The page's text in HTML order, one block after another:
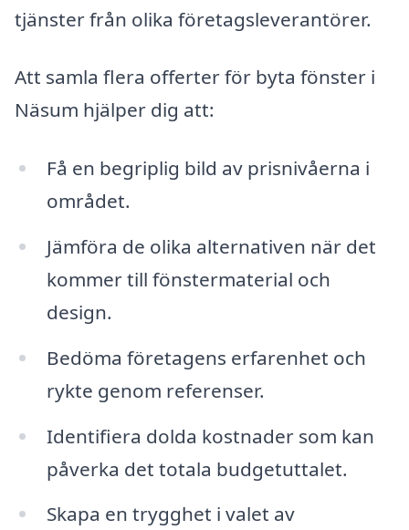
tjänster från olika företagsleverantörer.
Att samla flera offerter för byta fönster i
Näsum hjälper dig att:
Få en begriplig bild av prisnivåerna i
området.
Jämföra de olika alternativen när det
kommer till fönstermaterial och
design.
Bedöma företagens erfarenhet och
rykte genom referenser.
Identifiera dolda kostnader som kan
påverka det totala budgetuttalet.
Skapa en trygghet i valet av